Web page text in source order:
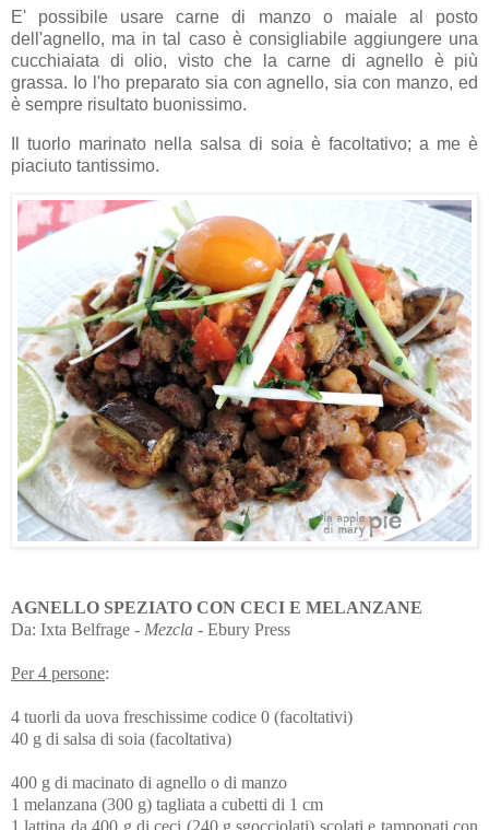
E' possibile usare carne di manzo o maiale al posto
dell'agnello, ma in tal caso è consigliabile aggiungere una
cucchiaiata di olio, visto che la carne di agnello è più
grassa. Io l'ho preparato sia con agnello, sia con manzo, ed
è sempre risultato buonissimo.
Il tuorlo marinato nella salsa di soia è facoltativo; a me è
piaciuto tantissimo.
AGNELLO SPEZIATO CON CECI E MELANZANE
Da: Ixta Belfrage - Mezcla - Ebury Press
Per 4 persone:
4 tuorli da uova freschissime codice 0 (facoltativi)
40 g di salsa di soia (facoltativa)
400 g di macinato di agnello o di manzo
1 melanzana (300 g) tagliata a cubetti di 1 cm